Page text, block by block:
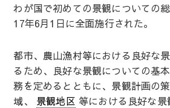
わが国で初めての景観についての
17年6月1日に全面施行された。
都市、農山漁村等における良好な
るため、良好な景観についての基
務を定めるとともに、景観計画の
域、 景観地区 等における良好な